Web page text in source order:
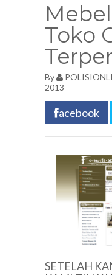
Toko
By
2013
acebook
SETELAH